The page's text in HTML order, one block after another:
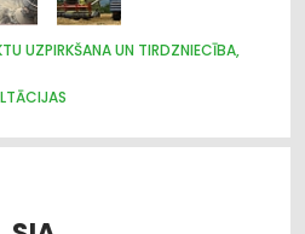
UZPIRKŠANA UN TIRDZNIECĪBA,